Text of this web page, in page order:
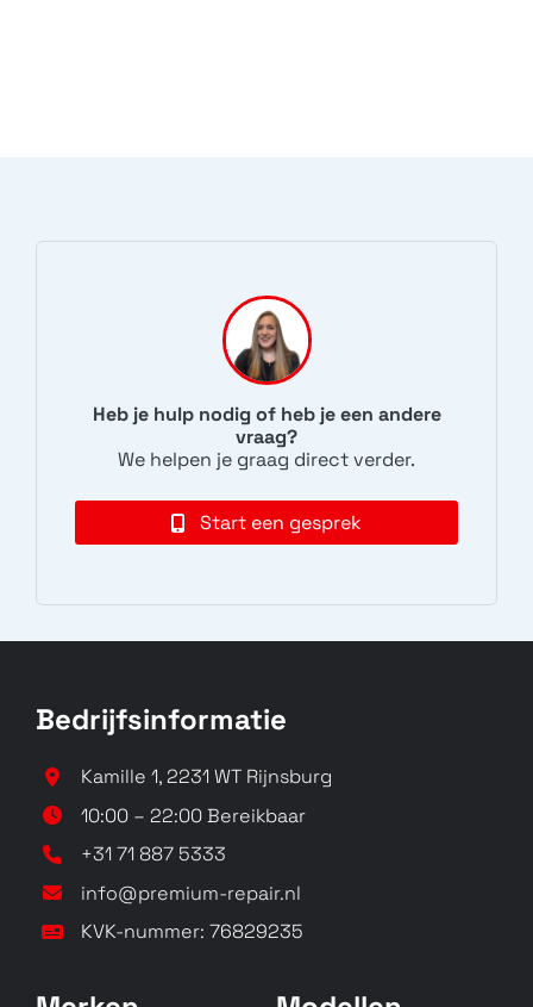
Heb je hulp nodig of heb je een andere
vraag?
We helpen je graag direct verder.
Start een gesprek
Bedrijfsinformatie
Kamille 1, 2231 WT Rijnsburg
10:00 – 22:00 Bereikbaar
+31 71 887 5333
info@premium-repair.nl
KVK-nummer: 76829235